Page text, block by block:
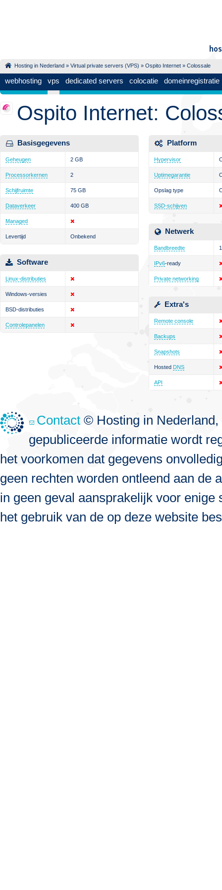
Hosting in Nederland » Virtual private servers (VPS) » Ospito Internet » Colossale
webhosting vps dedicated servers colocatie domeinregistratie
Ospito Internet:
Basisgegevens
Geheugen 2 GB
Processorkernen 2
Schijfruimte 75 GB
Dataverkeer 400 GB
Managed
Levertijd Onbekend
Software
Linux-distributies
Windows-versies
BSD-distributies
Controlepanelen
Platform
Hypervisor
Uptimegarantie
Opslag type
SSD-schijven
Netwerk
Bandbreedte
IPv6-ready
Private networking
Extra's
Remote console
Backups
Snapshots
Hosted DNS
API
Contact © Hosting in
gepubliceerde informatie wordt
het voorkomen dat gegevens
geen rechten worden ontleend aan de
in geen geval aansprakelijk voor
het gebruik van de op deze website